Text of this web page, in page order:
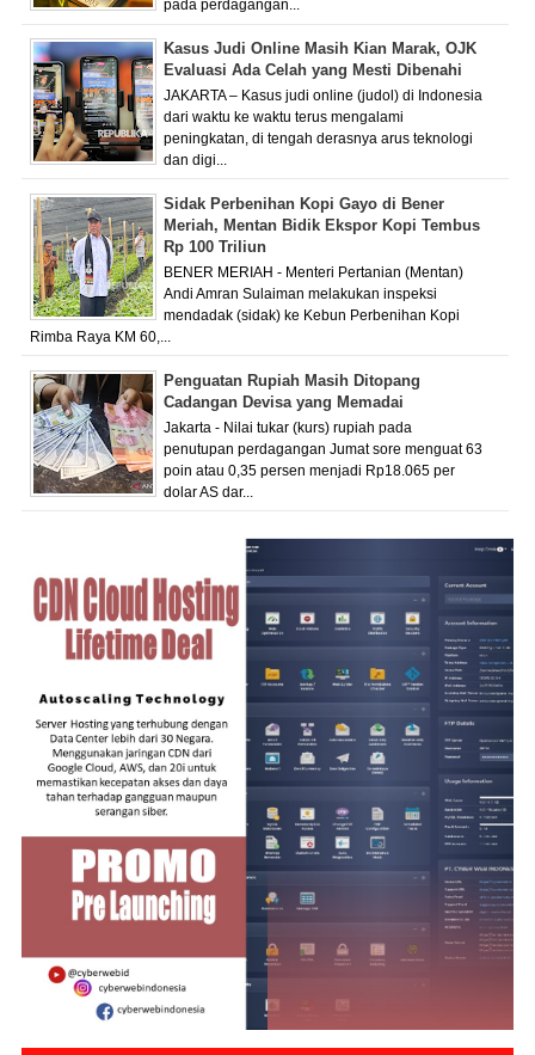
pada perdagangan...
Kasus Judi Online Masih Kian Marak, OJK
Evaluasi Ada Celah yang Mesti Dibenahi
JAKARTA – Kasus judi online (judol) di Indonesia
dari waktu ke waktu terus mengalami
peningkatan, di tengah derasnya arus teknologi
dan digi...
Sidak Perbenihan Kopi Gayo di Bener
Meriah, Mentan Bidik Ekspor Kopi Tembus
Rp 100 Triliun
BENER MERIAH - Menteri Pertanian (Mentan)
Andi Amran Sulaiman melakukan inspeksi
mendadak (sidak) ke Kebun Perbenihan Kopi
Rimba Raya KM 60,...
Penguatan Rupiah Masih Ditopang
Cadangan Devisa yang Memadai
Jakarta - Nilai tukar (kurs) rupiah pada
penutupan perdagangan Jumat sore menguat 63
poin atau 0,35 persen menjadi Rp18.065 per
dolar AS dar...